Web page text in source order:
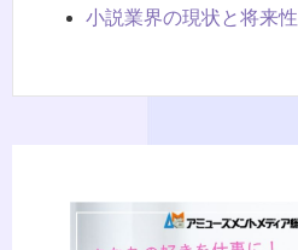
小説業界の現状と将来性